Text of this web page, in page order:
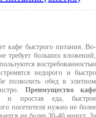
кафе быстрого питания. Во-
требует больших вложений,
востребованностью
недорого и быстро
позволить обед в элитном
Преимущество кафе
и простая еда, быстрое
посетителя нужно не более